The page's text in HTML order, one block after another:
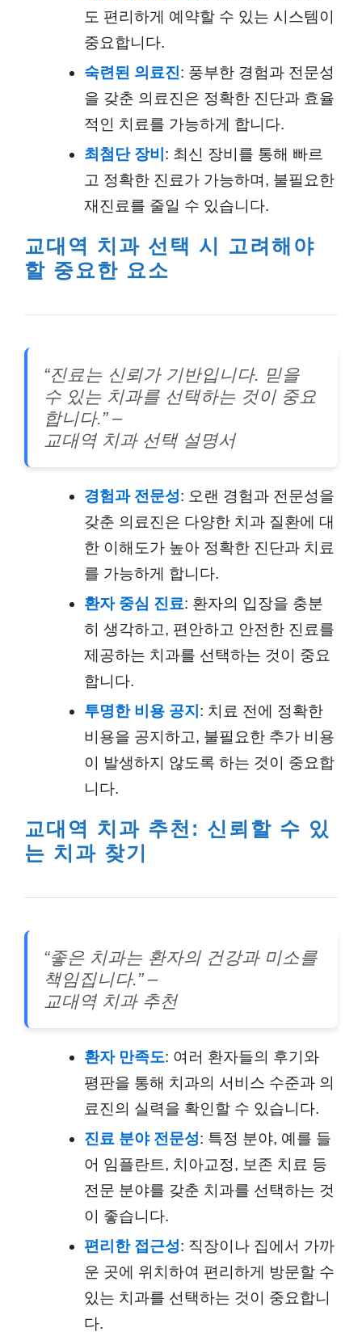
도 편리하게 예약할 수 있는 시스템이
중요합니다.
숙련된 의료진: 풍부한 경험과 전문성
을 갖춘 의료진은 정확한 진단과 효율
적인 치료를 가능하게 합니다.
최첨단 장비 : 최신 장비를 통해 빠르
고 정확한 진료가 가능하며, 불필요한
재진료를 줄일 수 있습니다.
교대역 치과 선택 시 고려해야
할 중요한 요소
“진료는 신뢰가 기반입니다. 믿을
수 있는 치과를 선택하는 것이 중요
합니다.” –
교대역 치과 선택 설명서
경험과 전문성: 오랜 경험과 전문성을
갖춘 의료진은 다양한 치과 질환에 대
한 이해도가 높아 정확한 진단과 치료
를 가능하게 합니다.
환자 중심 진료: 환자의 입장을 충분
히 생각하고, 편안하고 안전한 진료를
제공하는 치과를 선택하는 것이 중요
합니다.
투명한 비용 공지 : 치료 전에 정확한
비용을 공지하고, 불필요한 추가 비용
이 발생하지 않도록 하는 것이 중요합
니다.
교대역 치과 추천: 신뢰할 수 있
는 치과 찾기
“좋은 치과는 환자의 건강과 미소를
책임집니다.” –
교대역 치과 추천
환자 만족도: 여러 환자들의 후기와
평판을 통해 치과의 서비스 수준과 의
료진의 실력을 확인할 수 있습니다.
진료 분야 전문성: 특정 분야, 예를 들
어 임플란트, 치아교정, 보존 치료 등
전문 분야를 갖춘 치과를 선택하는 것
이 좋습니다.
편리한 접근성: 직장이나 집에서 가까
운 곳에 위치하여 편리하게 방문할 수
있는 치과를 선택하는 것이 중요합니
다.